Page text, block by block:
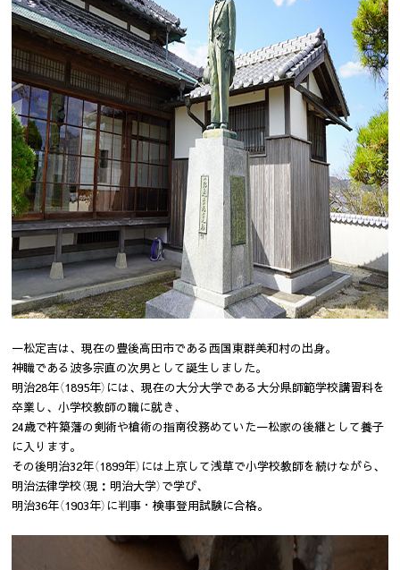
一松定吉は、現在の豊後高田市である西国東群美和村の出身。
神職である波多宗直の次男として誕生しました。
明治28年（1895年）には、現在の大分大学である大分県師範学校講習科を
卒業し、小学校教師の職に就き、
24歳で杵築藩の剣術や槍術の指南役務めていた一松家の後継として養子
に入ります。
その後明治32年（1899年）には上京して浅草で小学校教師を続けながら、
明治法律学校（現：明治大学）で学び、
明治36年（1903年）に判事・検事登用試験に合格。